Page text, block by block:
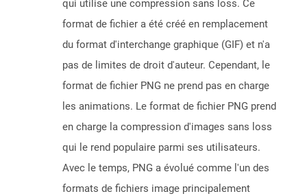
qui utilise une compression sans loss. Ce
format de fichier a été créé en remplacement
du format d'interchange graphique (GIF) et n'a
pas de limites de droit d'auteur. Cependant, le
format de fichier PNG ne prend pas en charge
les animations. Le format de fichier PNG prend
en charge la compression d'images sans loss
qui le rend populaire parmi ses utilisateurs.
Avec le temps, PNG a évolué comme l'un des
formats de fichiers image principalement